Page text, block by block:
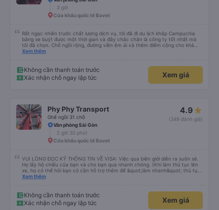
không gì sánh bằng!
3 giờ
Cửa khẩu quốc tế Bavet
Rất ngạc nhiên trước chất lượng dịch vụ, tôi đã đi du lịch khắp Campuchia
bằng xe buýt được một thời gian và đây chắc chắn là công ty tốt nhất mà
tôi đã chọn. Chỗ ngồi rộng, đường viền êm ái và thêm điểm cộng cho khả
năng nằm. (Bạn có thể không hiểu mọi chuyện xảy ra ở biên giới, với hộ
Xem thêm
Không cần thanh toán trước
Xác nhận chỗ ngay lập tức
Xem giá
Phy Phy Transport
Ghế ngồi 31 chỗ
4.9
(349 đánh giá)
Văn phòng Sài Gòn
2 giờ 30 phút
Cửa khẩu quốc tế Bavet
VUI LÒNG ĐỌC KỸ THÔNG TIN VỀ VISA: Việc qua biên giới diễn ra suôn sẻ.
Họ lấy hộ chiếu của bạn và cho bạn qua nhanh chóng. (Khi làm thủ tục lên
xe, họ có thể hỏi bạn có cần hỗ trợ thêm để &quot;làm nhanh&quot; thủ tục
visa và qua biên giới không - với một khoản phí phụ thu cho công ty xe buýt.
sẻ và dễ dàng. Ngoài ra, một lưu ý nhỏ, visa kinh doanh là 35 đô la chứ
không phải 50 đô la và điều này đã được lực lượng tuần tra biên giới xác
nhận. Tôi không hiểu tại sao một người từ công ty xe buýt này ở biên giới lại
Xem thêm
Không cần thanh toán trước
Xác nhận chỗ ngay lập tức
Xem giá